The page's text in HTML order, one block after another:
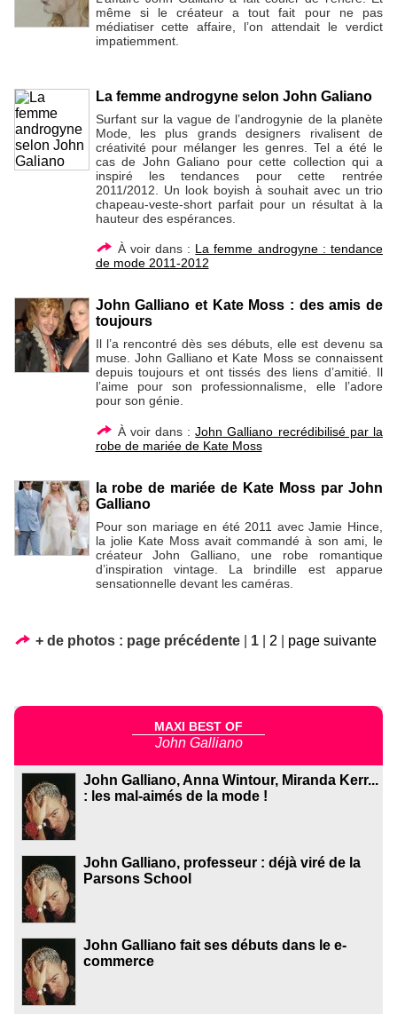
même si le créateur a tout fait pour ne pas
médiatiser cette affaire, l’on attendait le verdict
impatiemment.
La femme androgyne selon John Galiano
Surfant sur la vague de l’androgynie de la planète
Mode, les plus grands designers rivalisent de
créativité pour mélanger les genres. Tel a été le
cas de John Galiano pour cette collection qui a
inspiré les tendances pour cette rentrée
2011/2012. Un look boyish à souhait avec un trio
chapeau-veste-short parfait pour un résultat à la
hauteur des espérances.
À voir dans : La femme androgyne : tendance
de mode 2011-2012
John Galliano et Kate Moss : des amis de
toujours
Il l’a rencontré dès ses débuts, elle est devenu sa
muse. John Galliano et Kate Moss se connaissent
depuis toujours et ont tissés des liens d’amitié. Il
l’aime pour son professionnalisme, elle l’adore
pour son génie.
À voir dans :John Galliano recrédibilisé par la
robe de mariée de Kate Moss
la robe de mariée de Kate Moss par John
Galliano
Pour son mariage en été 2011 avec Jamie Hince,
la jolie Kate Moss avait commandé à son ami, le
créateur John Galliano, une robe romantique
d’inspiration vintage. La brindille est apparue
sensationnelle devant les caméras.
+ de photos : page précédente 1 2 page suivante
MAXI BEST OF
John Galliano
John Galliano, Anna Wintour, Miranda Kerr...
: les mal-aimés de la mode !
John Galliano, professeur : déjà viré de la
Parsons School
John Galliano fait ses débuts dans le e-
commerce